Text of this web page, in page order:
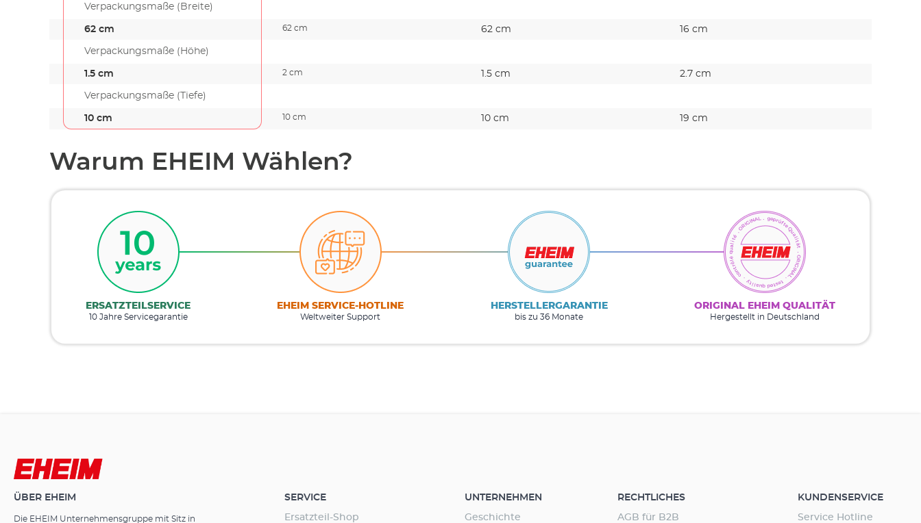
Verpackungsmaße (Breite)
62 cm 62 cm 62 cm 16 cm
Verpackungsmaße (Höhe)
1.5 cm 2 cm 1.5 cm 2.7 cm
Verpackungsmaße (Tiefe)
10 cm 10 cm 10 cm 19 cm
Warum EHEIM Wählen?
ERSATZTEILSERVICE
10 Jahre Servicegarantie
EHEIM SERVICE-HOTLINE
Weltweiter Support
HERSTELLERGARANTIE
bis zu 36 Monate
ORIGINAL EHEIM QUALITÄT
Hergestellt in Deutschland
ÜBER EHEIM
Die EHEIM Unternehmensgruppe mit Sitz in
SERVICE
Ersatzteil-Shop
UNTERNEHMEN
Geschichte
RECHTLICHES
AGB für B2B
KUNDENSERVICE
Service Hotline